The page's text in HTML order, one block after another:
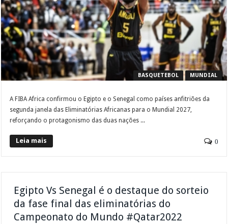
BASQUETEBOL MUNDIAL
A FIBA Africa confirmou o Egipto e o Senegal como países anfitriões da
segunda janela das Eliminatórias Africanas para o Mundial 2027,
reforçando o protagonismo das duas nações ...
Leia mais 0
Egipto Vs Senegal é o destaque do sorteio
da fase final das eliminatórias do
Campeonato do Mundo #Qatar2022